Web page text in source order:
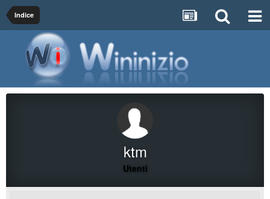
Indice
ktm
Utenti